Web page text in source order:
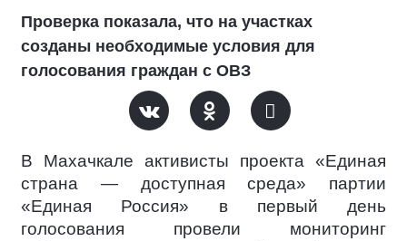
Проверка показала, что на участках
созданы необходимые условия для
голосования граждан с ОВЗ
В Махачкале активисты проекта «Единая
страна — доступная среда» партии
«Единая Россия» в первый день
голосования провели мониторинг